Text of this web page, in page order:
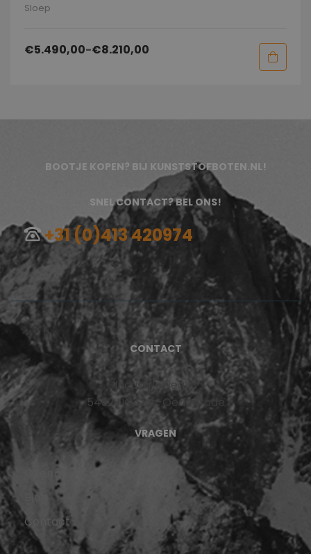
Sloep
€5.490,00-€8.210,00
BOOTJE KOPEN? BIJ KUNSTSTOFBOTEN.NL!
SNEL CONTACT? BEL ONS!
+31 (0)413 420974
CONTACT
Industrieweg 13
5492 NG Sint-Oedenrode
VRAGEN
Blog
Contact